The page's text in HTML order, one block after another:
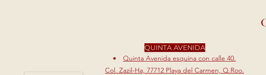
QUINTA AVENIDA
Quinta Avenida esquina con calle 40.
Col. Zazil-Ha, 77712 Playa del Carmen, Q.Roo.